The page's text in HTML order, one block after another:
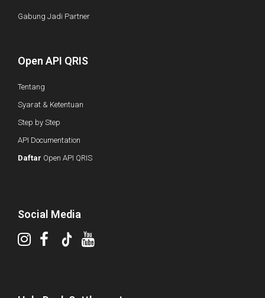
Gabung Jadi Partner
Open API QRIS
Tentang
Syarat & Ketentuan
Step by Step
API Documentation
Daftar Open API QRIS
Social Media